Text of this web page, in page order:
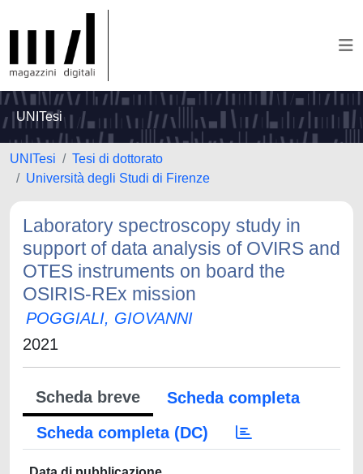
UNITesi
UNITesi
Tesi di dottorato
Università degli Studi di Firenze
Laboratory spectroscopy study in
support of data analysis of OVIRS and
OTES instruments on board the
OSIRIS-REx mission
POGGIALI, GIOVANNI
2021
Scheda breve
Scheda completa
Scheda completa (DC)